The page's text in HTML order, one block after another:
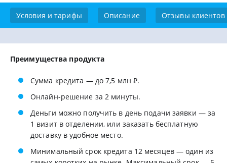
Условия и тарифы Описание Отзывы клиентов
Преимущества продукта
Сумма кредита — до 7,5 млн ₽.
Онлайн-решение за 2 минуты.
Деньги можно получить в день подачи заявки — за
1 визит в отделении, или заказать бесплатную
доставку в удобное место.
Минимальный срок кредита 12 месяцев — один из